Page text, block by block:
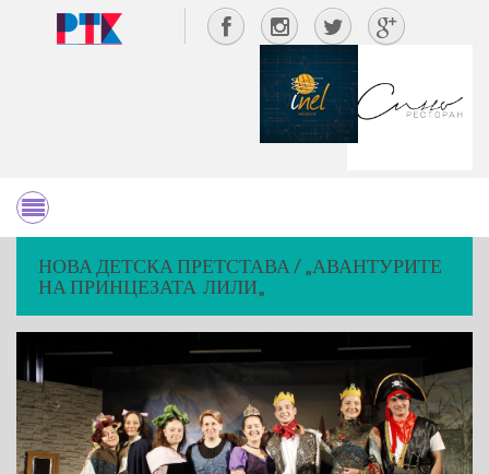
НОВА ДЕТСКА ПРЕТСТАВА / „АВАНТУРИТЕ
НА ПРИНЦЕЗАТА ЛИЛИ„